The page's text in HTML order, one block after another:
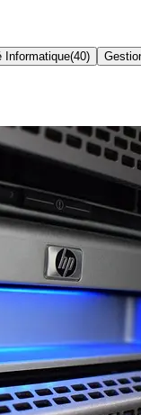
Informatique(40)